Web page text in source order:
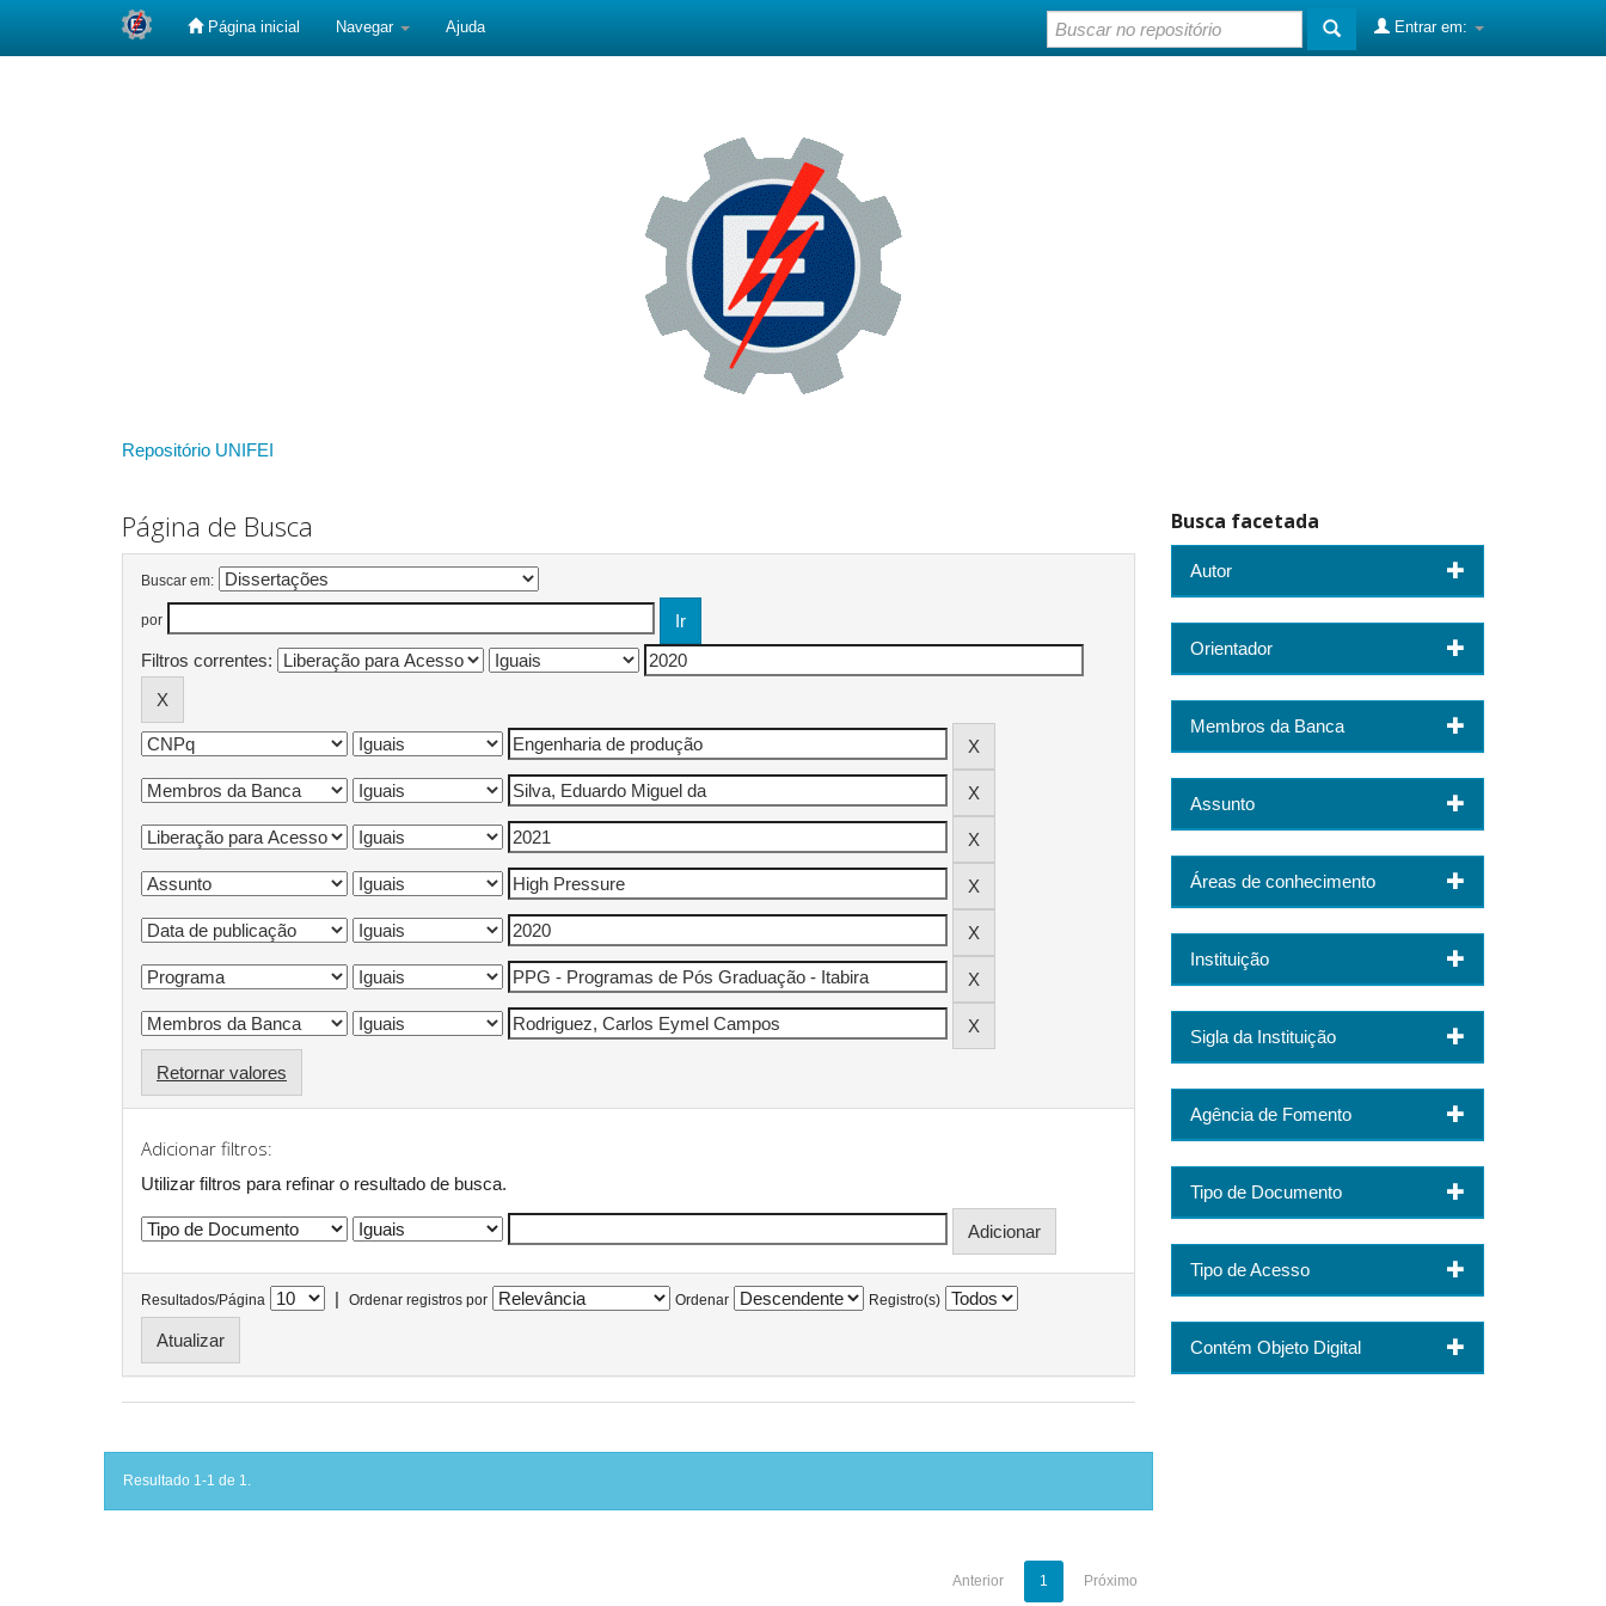
Página inicial Navegar Ajuda Entrar em:
Repositório UNIFEI
Página de Busca
Buscar em:
por
Filtros correntes:
Retornar valores
Adicionar filtros:
Utilizar filtros para refinar o resultado de busca.
Resultados/Página | Ordenar registros por Ordenar Registro(s)
Resultado 1-1 de 1.
Anterior 1 Próximo
Busca facetada
Autor
Orientador
Membros da Banca
Assunto
Áreas de conhecimento
Instituição
Sigla da Instituição
Agência de Fomento
Tipo de Documento
Tipo de Acesso
Contém Objeto Digital